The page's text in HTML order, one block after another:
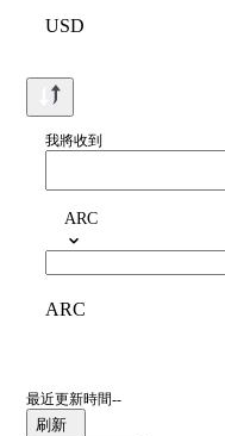
USD
我將收到
ARC
ARC
最近更新時間--
刷新